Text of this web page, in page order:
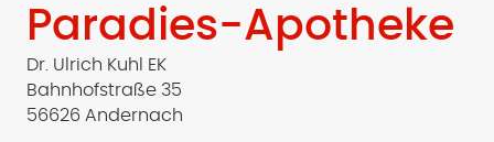
Paradies-Apotheke
Dr. Ulrich Kuhl EK
Bahnhofstraße 35
56626 Andernach